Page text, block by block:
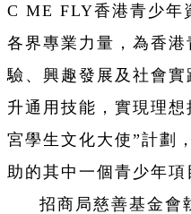
C ME FLY香港青少年
各界專業力量，為香
驗、興趣發展及社會
升通用技能，實現理
宮學生文化大使”計劃
助的其中一個青少年項
招商局慈善基金會